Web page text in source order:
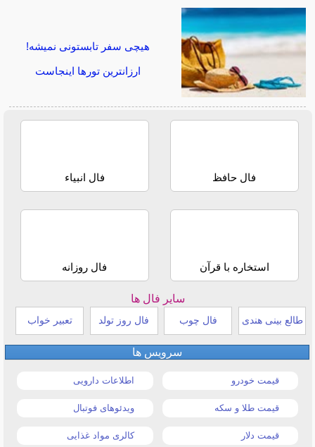
هیچی سفر تابستونی نمیشه!
ارزانترین تورها اینجاست
فال حافظ فال انبیاء
استخاره با قرآن فال روزانه
سایر فال ها
طالع بینی هندی فال چوب فال روز تولد تعبیر خواب
سرویس ها
قیمت خودرو اطلاعات دارویی
قیمت طلا و سکه ویدئوهای فوتبال
قیمت دلار کالری مواد غذایی